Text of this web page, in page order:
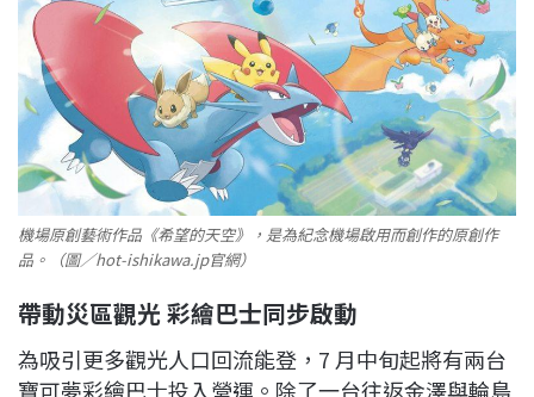
機場原創藝術作品《希望的天空》，是為紀念機場啟用而創作的原創作
品。（圖／hot-ishikawa.jp官網）
帶動災區觀光 彩繪巴士同步啟動
為吸引更多觀光人口回流能登，7 月中旬起將有兩台
寶可夢彩繪巴士投入營運。除了一台往返金澤與輪島